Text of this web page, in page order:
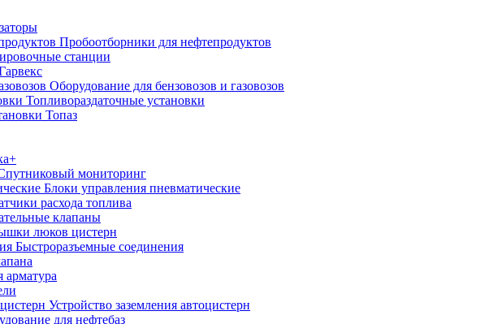
Пробоотборники для нефтепродуктов
станции
Оборудование для бензовозов и газовозов
Топливораздаточные установки
Топаз
мониторинг
Блоки управления пневматические
расхода топлива
клапаны
люков цистерн
Быстроразъемные соединения
арматура
Устройство заземления автоцистерн
для нефтебаз